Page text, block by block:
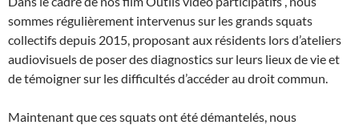
sommes régulièrement intervenus sur les grands squats
collectifs depuis 2015, proposant aux résidents lors d’ateliers
audiovisuels de poser des diagnostics sur leurs lieux de vie et
de témoigner sur les difficultés d’accéder au droit commun.
Maintenant que ces squats ont été démantelés, nous